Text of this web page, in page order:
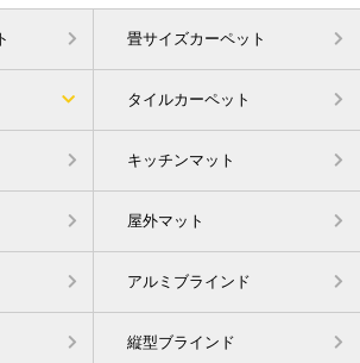
畳サイズカーペット
タイルカーペット
キッチンマット
屋外マット
アルミブラインド
縦型ブラインド